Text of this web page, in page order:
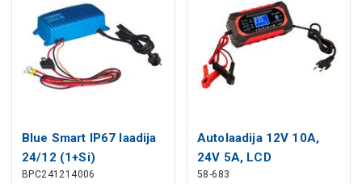
Blue Smart IP67 laadija
24/12 (1+Si)
BPC241214006
Autolaadija 12V 10A,
24V 5A, LCD
58-683